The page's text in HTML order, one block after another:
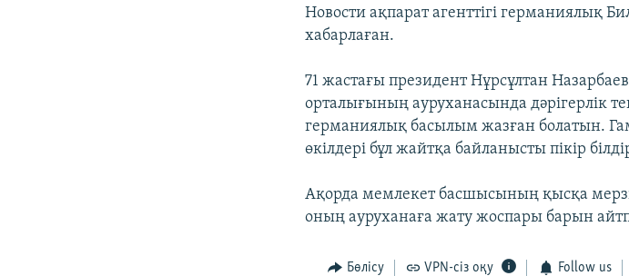
Новости ақпарат агенттігі германиялық
хабарлаған.
71 жастағы президент Нұрсұлтан
орталығының ауруханасында дәрігерлік
германиялық басылым жазған болатын.
өкілдері бұл жайтқа байланысты пікір
Ақорда мемлекет басшысының қысқа
оның ауруханаға жату жоспары барын
Бөлісу VPN-сіз оқу Follow us